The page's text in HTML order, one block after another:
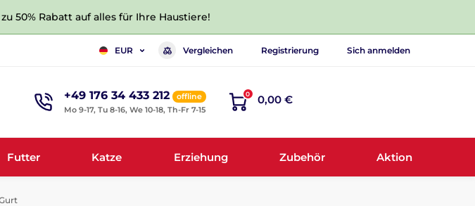
50% Rabatt auf alles für Ihre Haustiere!
EUR Vergleichen Registrierung Sich anmelden
+49 176 34 433 212
offline
Mo 9-17, Tu 8-16, We 10-18, Th-Fr 7-15
0 0,00 €
Futter Katze Erziehung Zubehör Aktion